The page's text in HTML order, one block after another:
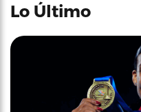
Lo Último